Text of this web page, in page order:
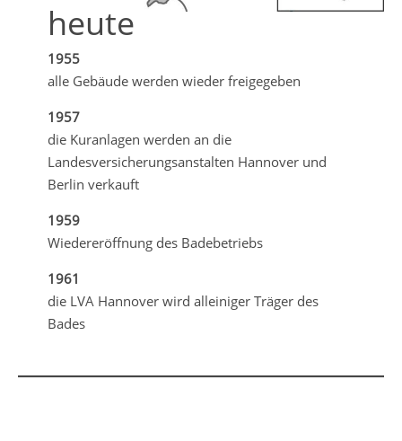
heute
1955
alle Gebäude werden wieder freigegeben
1957
die Kuranlagen werden an die
Landesversicherungsanstalten Hannover und
Berlin verkauft
1959
Wiedereröffnung des Badebetriebs
1961
die LVA Hannover wird alleiniger Träger des
Bades